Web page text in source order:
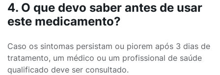
4. O que devo saber antes de usar
este medicamento?
Caso os sintomas persistam ou piorem após 3 dias de
tratamento, um médico ou um profissional de saúde
qualificado deve ser consultado.